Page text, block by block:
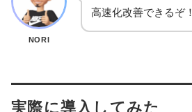
NORI
高速化改善できるぞ！
実際に導入してみた